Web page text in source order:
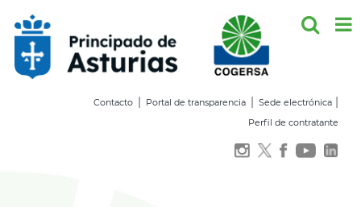
contenido
Contacto | Portal de transparencia | Sede electrónica |
Perfil de contratante